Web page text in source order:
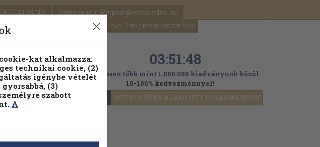
Partnerünk: Régiségkereskedés.hu
SEGÍTSÉG HÍRLEVÉL BELÉPÉS/REGISZTRÁCIÓ
OLVASMÁNYOK KÖTELEZŐ ÉS AJÁNLOTT OLVASMÁNYOK
Témaköri fa 03:51:46
Válogasson több mint 1.000.000 kiadványunk közül
10-100% kedvezménnyel!
kat alkalmazza:
technikai cookie, (2)
igénybe vételét
(3)
szabott
A